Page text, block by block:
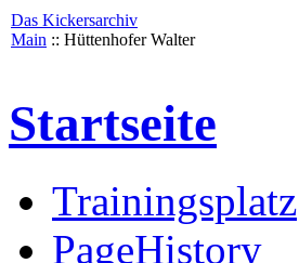
Das Kickersarchiv
Main :: Hüttenhofer Walter
Startseite
Trainingsplatz
PageHistory